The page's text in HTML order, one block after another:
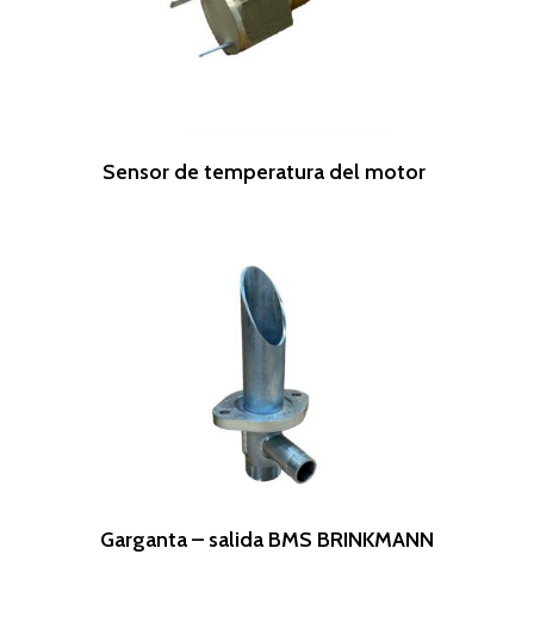
Leer Más
Sensor de temperatura del motor
Leer Más
Garganta – salida BMS BRINKMANN